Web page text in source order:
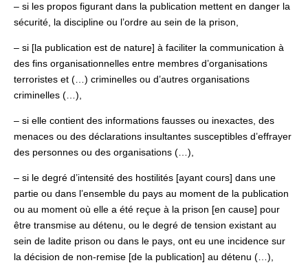
– si les propos figurant dans la publication mettent en danger la
sécurité, la discipline ou l’ordre au sein de la prison,
– si [la publication est de nature] à faciliter la communication à
des fins organisationnelles entre membres d’organisations
terroristes et (…) criminelles ou d’autres organisations
criminelles (…),
– si elle contient des informations fausses ou inexactes, des
menaces ou des déclarations insultantes susceptibles d’effrayer
des personnes ou des organisations (…),
– si le degré d’intensité des hostilités [ayant cours] dans une
partie ou dans l’ensemble du pays au moment de la publication
ou au moment où elle a été reçue à la prison [en cause] pour
être transmise au détenu, ou le degré de tension existant au
sein de ladite prison ou dans le pays, ont eu une incidence sur
la décision de non-remise [de la publication] au détenu (…),